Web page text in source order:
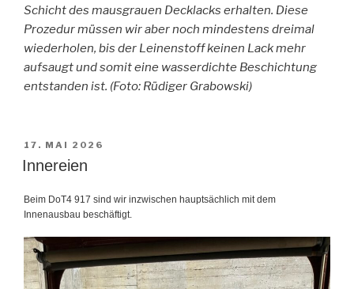
Schicht des mausgrauen Decklacks erhalten. Diese
Prozedur müssen wir aber noch mindestens dreimal
wiederholen, bis der Leinenstoff keinen Lack mehr
aufsaugt und somit eine wasserdichte Beschichtung
entstanden ist. (Foto: Rüdiger Grabowski)
VERÖFFENTLICHT
AM
17. MAI 2026
Innereien
Beim DoT4 917 sind wir inzwischen hauptsächlich mit dem
Innenausbau beschäftigt.